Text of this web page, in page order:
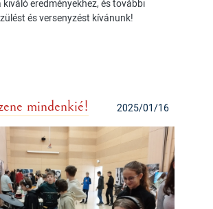
eredményekhez, és további
és versenyzést kívánunk!
2025/01/16
mindenkié!